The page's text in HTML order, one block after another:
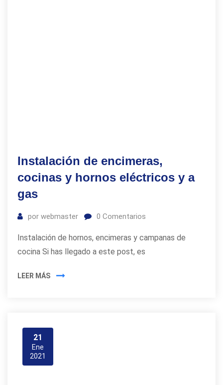
Instalación de encimeras,
cocinas y hornos eléctricos y a
gas
por webmaster 0 Comentarios
Instalación de hornos, encimeras y campanas de
cocina Si has llegado a este post, es
LEER MÁS
21
Ene
2021